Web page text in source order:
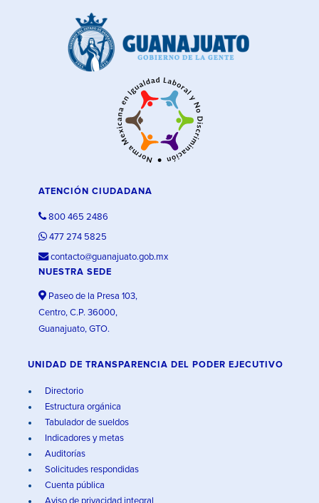
ATENCIÓN CIUDADANA
800 465 2486
477 274 5825
contacto@guanajuato.gob.mx
NUESTRA SEDE
Paseo de la Presa 103,
Centro, C.P. 36000,
Guanajuato, GTO.
UNIDAD DE TRANSPARENCIA DEL PODER EJECUTIVO
Directorio
Estructura orgánica
Tabulador de sueldos
Indicadores y metas
Auditorías
Solicitudes respondidas
Cuenta pública